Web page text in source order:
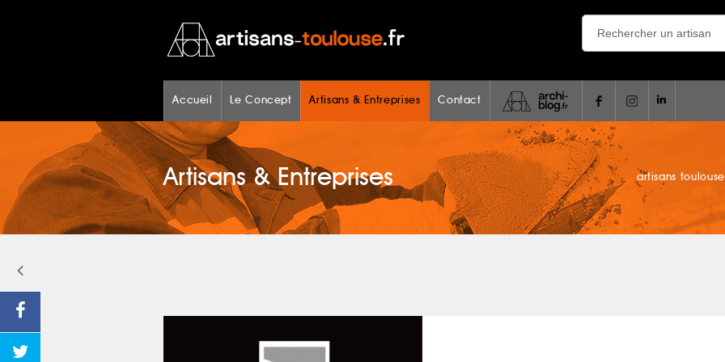
Accueil Le Concept Artisans & Entreprises Contact
Artisans & Entreprises artisans toulouse